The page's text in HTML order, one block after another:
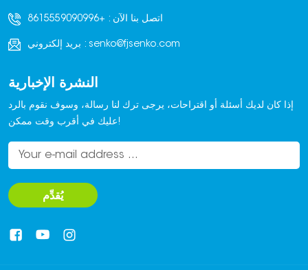
الملونة لإنتاج طوب رصف
ملون بمواصفات متنوعة.
اتصل بنا الآن : +8615559090996
بريد إلكتروني : senko@fjsenko.com
النشرة الإخبارية
إذا كان لديك أسئلة أو اقتراحات، يرجى ترك لنا رسالة، وسوف نقوم بالرد
عليك في أقرب وقت ممكن!
يُقدِّم